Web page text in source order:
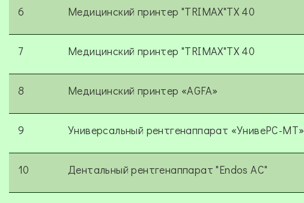
6 Медицинский принтер "TRIMAX"ТХ 40
7 Медицинский принтер "TRIMAX"ТХ 40
8 Медицинский принтер «AGFA»
9 Универсальный рентгенаппарат «УнивеРС-МТ»
10 Дентальный рентгенаппарат "Endos AC"